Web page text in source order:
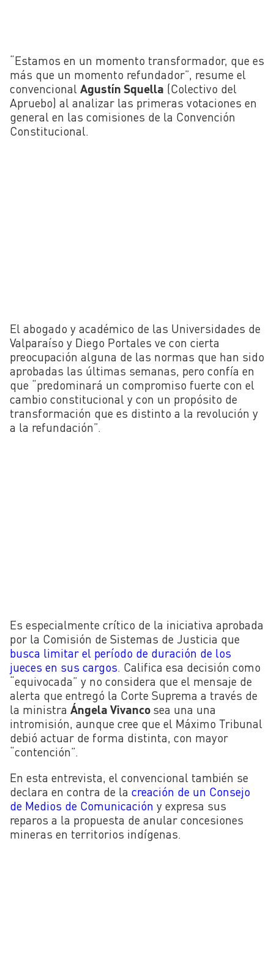
“Estamos en un momento transformador, que es
más que un momento refundador”, resume el
convencional Agustín Squella (Colectivo del
Apruebo) al analizar las primeras votaciones en
general en las comisiones de la Convención
Constitucional.
El abogado y académico de las Universidades de
Valparaíso y Diego Portales ve con cierta
preocupación alguna de las normas que han sido
aprobadas las últimas semanas, pero confía en
que “predominará un compromiso fuerte con el
cambio constitucional y con un propósito de
transformación que es distinto a la revolución y
a la refundación”.
Es especialmente crítico de la iniciativa aprobada
por la Comisión de Sistemas de Justicia que
busca limitar el período de duración de los
jueces en sus cargos. Califica esa decisión como
“equivocada” y no considera que el mensaje de
alerta que entregó la Corte Suprema a través de
la ministra Ángela Vivanco sea una una
intromisión, aunque cree que el Máximo Tribunal
debió actuar de forma distinta, con mayor
“contención”.
En esta entrevista, el convencional también se
declara en contra de la creación de un Consejo
de Medios de Comunicación y expresa sus
reparos a la propuesta de anular concesiones
mineras en territorios indígenas.